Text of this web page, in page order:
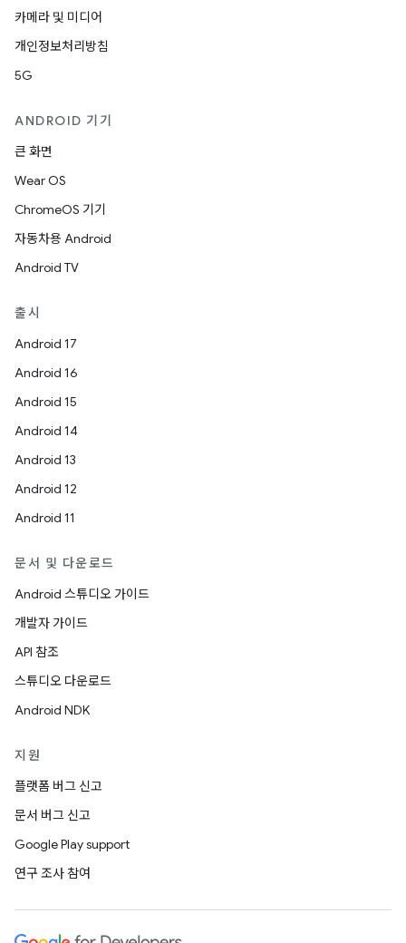
카메라 및 미디어
개인정보처리방침
5G
ANDROID 기기
큰 화면
Wear OS
ChromeOS 기기
자동차용 Android
Android TV
출시
Android 17
Android 16
Android 15
Android 14
Android 13
Android 12
Android 11
문서 및 다운로드
Android 스튜디오 가이드
개발자 가이드
API 참조
스튜디오 다운로드
Android NDK
지원
플랫폼 버그 신고
문서 버그 신고
Google Play support
연구 조사 참여